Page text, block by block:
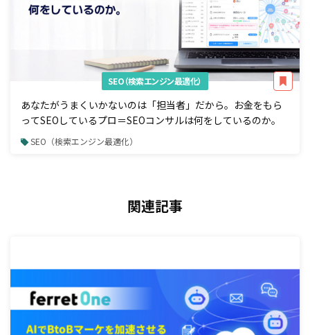
SEO（検索エンジン最適化）
あなたがうまくいかないのは「担当者」だから。お金をもら
ってSEOしているプロ＝SEOコンサルは何をしているのか。
SEO（検索エンジン最適化）
関連記事